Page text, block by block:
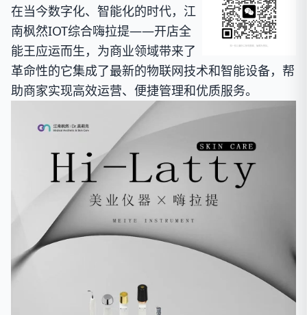
在当今数字化、智能化的时代，江
南枫然IOT综合嗨拉提——开店全
能王应运而生，为商业领域带来了
革命性的它集成了最新的物联网技术和智能设备，帮
助商家实现高效运营、便捷管理和优质服务。